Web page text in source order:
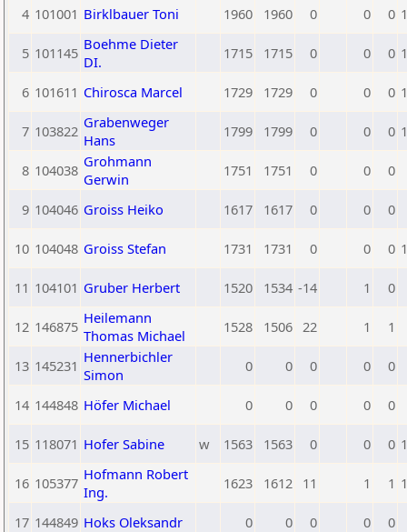
4 101001 Birklbauer Toni 1960 1960 0 0 0
5 101145 Boehme Dieter
DI.
1715 1715 0 0 0
6 101611 Chirosca Marcel 1729 1729 0 0 0
7 103822 Grabenweger
Hans
1799 1799 0 0 0
8 104038 Grohmann
Gerwin
1751 1751 0 0 0
9 104046 Groiss Heiko 1617 1617 0 0 0
10 104048 Groiss Stefan 1731 1731 0 0 0
11 104101 Gruber Herbert 1520 1534 -14 1 0
12 146875 Heilemann
Thomas Michael
1528 1506 22 1 1
13 145231 Hennerbichler
Simon
0 0 0 0 0
14 144848 Höfer Michael 0 0 0 0 0
15 118071 Hofer Sabine w 1563 1563 0 0 0
16 105377 Hofmann Robert
Ing.
1623 1612 11 1 1
17 144849 Hoks Oleksandr 0 0 0 0 0